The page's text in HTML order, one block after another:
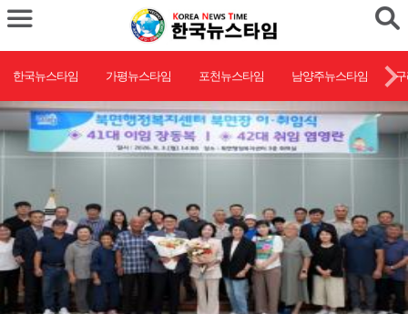
한국뉴스타임 가평뉴스타임 포천뉴스타임 남양주뉴스타임